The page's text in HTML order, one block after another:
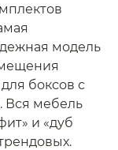
модель
боксов с
Вся мебель
и «дуб